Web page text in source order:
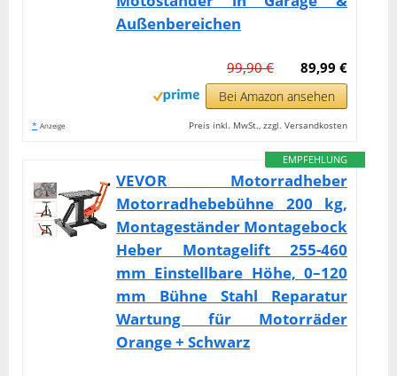
Außenbereichen
89,99 €
99,90 €
Bei Amazon ansehen
* Anzeige Preis inkl. MwSt., zzgl. Versandkosten
EMPFEHLUNG
VEVOR Motorradheber
Motorradhebebühne 200 kg,
Montageständer Montagebock
Heber Montagelift 255-460
mm Einstellbare Höhe, 0–120
mm Bühne Stahl Reparatur
Wartung für Motorräder
Orange + Schwarz